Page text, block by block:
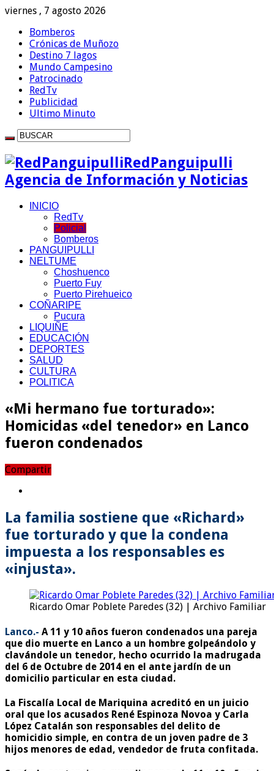
viernes , 7 agosto 2026
Bomberos
Crónicas de Muñozo
Destino 7 lagos
Mundo Campesino
Patrocinado
RedTv
Publicidad
Ultimo Minuto
RedPanguipulli
Agencia de Información y Noticias
INICIO
RedTv
Policial
Bomberos
PANGUIPULLI
NELTUME
Choshuenco
Puerto Fuy
Puerto Pirehueico
COÑARIPE
Pucura
LIQUIÑE
EDUCACIÓN
DEPORTES
SALUD
CULTURA
POLITICA
«Mi hermano fue torturado»:
Homicidas «del tenedor» en Lanco
fueron condenados
Compartir
La familia sostiene que «Richard»
fue torturado y que la condena
impuesta a los responsables es
«injusta».
Ricardo Omar Poblete Paredes (32) | Archivo Familiar
Lanco.- A 11 y 10 años fueron condenados una pareja
que dio muerte en Lanco a un hombre golpeándolo y
clavándole un tenedor, hecho ocurrido la madrugada
del 6 de Octubre de 2014 en el ante jardín de un
domicilio particular en esta ciudad.
La Fiscalía Local de Mariquina acreditó en un juicio
oral que los acusados René Espinoza Novoa y Carla
López Catalán son responsables del delito de
homicidio simple, en contra de un joven padre de 3
hijos menores de edad, vendedor de fruta confitada.